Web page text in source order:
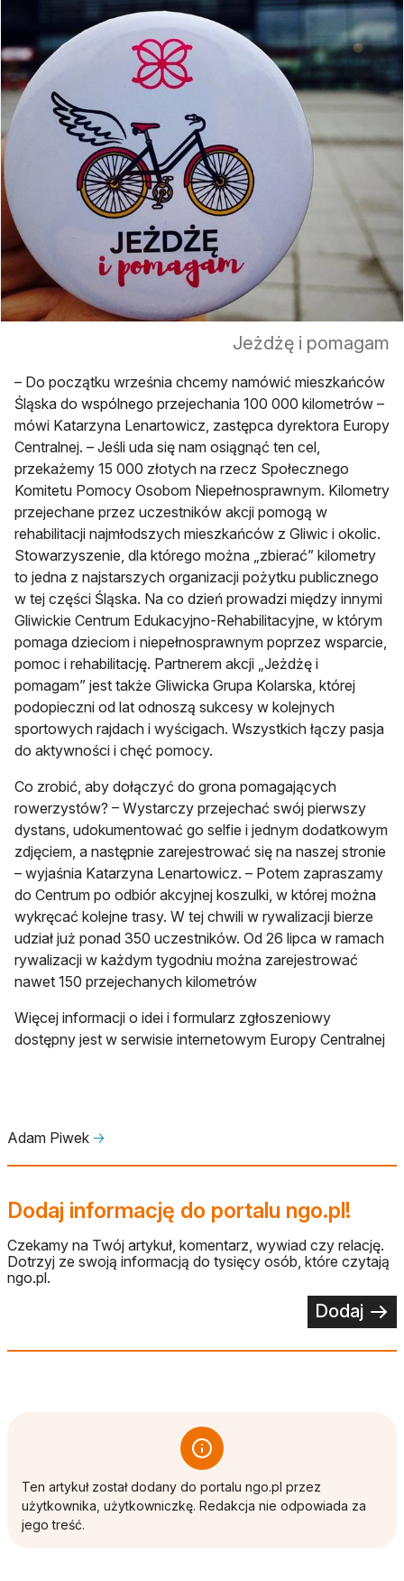
Jeżdżę i pomagam
– Do początku września chcemy namówić mieszkańców
Śląska do wspólnego przejechania 100 000 kilometrów –
mówi Katarzyna Lenartowicz, zastępca dyrektora Europy
Centralnej. – Jeśli uda się nam osiągnąć ten cel,
przekażemy 15 000 złotych na rzecz Społecznego
Komitetu Pomocy Osobom Niepełnosprawnym. Kilometry
przejechane przez uczestników akcji pomogą w
rehabilitacji najmłodszych mieszkańców z Gliwic i okolic.
Stowarzyszenie, dla którego można „zbierać” kilometry
to jedna z najstarszych organizacji pożytku publicznego
w tej części Śląska. Na co dzień prowadzi między innymi
Gliwickie Centrum Edukacyjno-Rehabilitacyjne, w którym
pomaga dzieciom i niepełnosprawnym poprzez wsparcie,
pomoc i rehabilitację. Partnerem akcji „Jeżdżę i
pomagam” jest także Gliwicka Grupa Kolarska, której
podopieczni od lat odnoszą sukcesy w kolejnych
sportowych rajdach i wyścigach. Wszystkich łączy pasja
do aktywności i chęć pomocy.
Co zrobić, aby dołączyć do grona pomagających
rowerzystów? – Wystarczy przejechać swój pierwszy
dystans, udokumentować go selfie i jednym dodatkowym
zdjęciem, a następnie zarejestrować się na naszej stronie
– wyjaśnia Katarzyna Lenartowicz. – Potem zapraszamy
do Centrum po odbiór akcyjnej koszulki, w której można
wykręcać kolejne trasy. W tej chwili w rywalizacji bierze
udział już ponad 350 uczestników. Od 26 lipca w ramach
rywalizacji w każdym tygodniu można zarejestrować
nawet 150 przejechanych kilometrów
Więcej informacji o idei i formularz zgłoszeniowy
dostępny jest w serwisie internetowym Europy Centralnej
Adam Piwek 🡢
Dodaj informację do portalu ngo.pl!
Czekamy na Twój artykuł, komentarz, wywiad czy relację.
Dotrzyj ze swoją informacją do tysięcy osób, które czytają
ngo.pl.
Dodaj
Ten artykuł został dodany do portalu ngo.pl przez
użytkownika, użytkowniczkę. Redakcja nie odpowiada za
jego treść.